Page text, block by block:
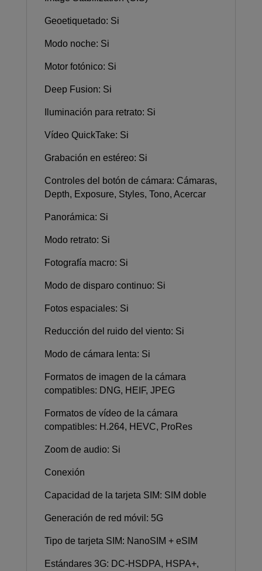
Geoetiquetado: Si
Modo noche: Si
Motor fotónico: Si
Deep Fusion: Si
Iluminación para retrato: Si
Vídeo QuickTake: Si
Grabación en estéreo: Si
Controles del botón de cámara: Cámaras,
Depth, Exposure, Styles, Tono, Acercar
Panorámica: Si
Modo retrato: Si
Fotografía macro: Si
Modo de disparo continuo: Si
Fotos espaciales: Si
Reducción del ruido del viento: Si
Modo de cámara lenta: Si
Formatos de imagen de la cámara
compatibles: DNG, HEIF, JPEG
Formatos de vídeo de la cámara
compatibles: H.264, HEVC, ProRes
Zoom de audio: Si
Conexión
Capacidad de la tarjeta SIM: SIM doble
Generación de red móvil: 5G
Tipo de tarjeta SIM: NanoSIM + eSIM
Estándares 3G: DC-HSDPA, HSPA+,